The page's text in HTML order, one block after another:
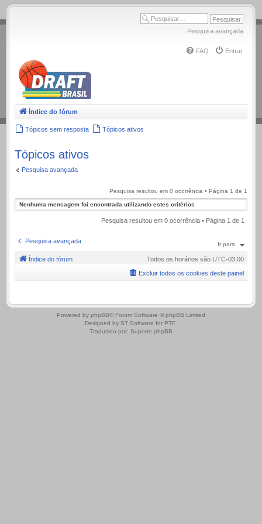
.
Pesquisa avançada
FAQ Entrar
Índice do fórum
Tópicos sem resposta Tópicos ativos
Tópicos ativos
Pesquisa avançada
Pesquisa resultou em 0 ocorrência • Página 1 de 1
Nenhuma mensagem foi encontrada utilizando estes critérios
Pesquisa resultou em 0 ocorrência • Página 1 de 1
Pesquisa avançada Ir para
Índice do fórum Todos os horários são UTC-03:00
Excluir todos os cookies deste painel
.
Powered by phpBB® Forum Software © phpBB Limited
Designed by ST Software for PTF
Traduzido por: Suporte phpBB